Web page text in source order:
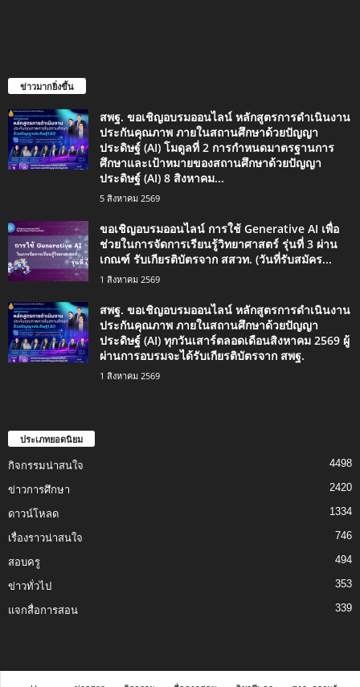
ข่าวมากยิ่งขึ้น
สพฐ. ขอเชิญอบรมออนไลน์ หลักสูตรการดำเนินงาน
ประกันคุณภาพ ภายในสถานศึกษาด้วยปัญญา
ประดิษฐ์ (AI) โมดูลที่ 2 การกำหนดมาตรฐานการ
ศึกษาและเป้าหมายของสถานศึกษาด้วยปัญญา
ประดิษฐ์ (AI) 8 สิงหาคม...
5 สิงหาคม 2569
ขอเชิญอบรมออนไลน์ การใช้ Generative AI เพื่อ
ช่วยในการจัดการเรียนรู้วิทยาศาสตร์ รุ่นที่ 3 ผ่าน
เกณฑ์ รับเกียรติบัตรจาก สสวท. (วันที่รับสมัคร...
1 สิงหาคม 2569
สพฐ. ขอเชิญอบรมออนไลน์ หลักสูตรการดำเนินงาน
ประกันคุณภาพ ภายในสถานศึกษาด้วยปัญญา
ประดิษฐ์ (AI) ทุกวันเสาร์ตลอดเดือนสิงหาคม 2569 ผู้
ผ่านการอบรมจะได้รับเกียรติบัตรจาก สพฐ.
1 สิงหาคม 2569
ประเภทยอดนิยม
กิจกรรมน่าสนใจ 4498
ข่าวการศึกษา 2420
ดาวน์โหลด 1334
เรื่องราวน่าสนใจ 746
สอบครู 494
ข่าวทั่วไป 353
แจกสื่อการสอน 339